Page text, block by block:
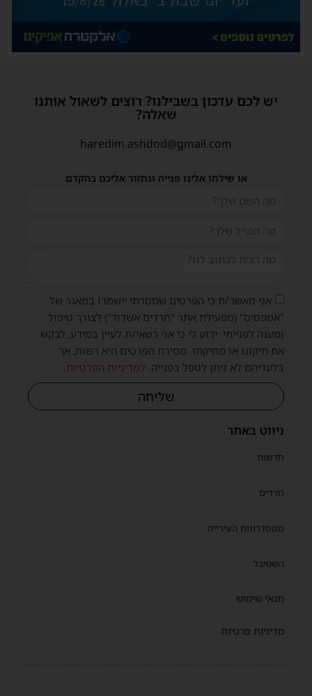
ניווט באתר
חדשות
חרדים
ממסדרונות העירייה
השטיבל
תנאי שימוש
מדיניות פרטיות
יש לכם עדכון בשבילנו? רוצים לשאול אותנו
שאלה?
haredim.ashdod@gmail.com
או שילחו אלינו פנייה ונחזור אליכם בהקדם
אני מאשר/ת כי הפרטים שמסרתי יישמרו במאגר של
"אמפסיס" (מפעילת אתר "חרדים אשדוד") לצורך טיפול
ומענה לפנייתי. ידוע לי כי אני רשאי/ת לעיין במידע, לבקש
את תיקונו או מחיקתו. מסירת הפרטים היא רשות, אך
בלעדיהם לא ניתן לטפל בפנייה. למדיניות הפרטיות.
שליחה